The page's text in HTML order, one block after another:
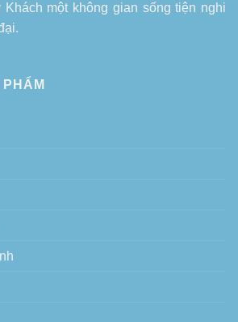
Khách một không gian sống tiện nghi